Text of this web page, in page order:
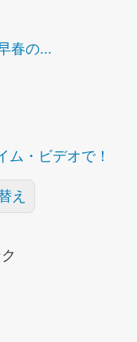
春の...
ム・ビデオで！
え